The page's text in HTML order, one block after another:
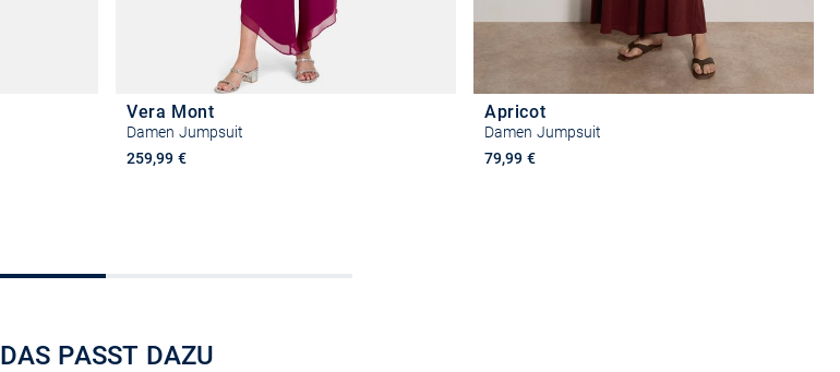
Vera Mont
Damen Jumpsuit
259,99 €
Apricot
Damen Jumpsuit
79,99 €
DAS PASST DAZU